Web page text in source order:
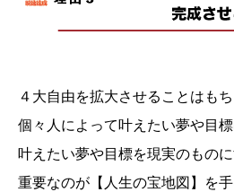
４大自由を拡大させることはも
個々人によって叶えたい夢や目
叶えたい夢や目標を現実のもの
重要なのが【人生の宝地図】を